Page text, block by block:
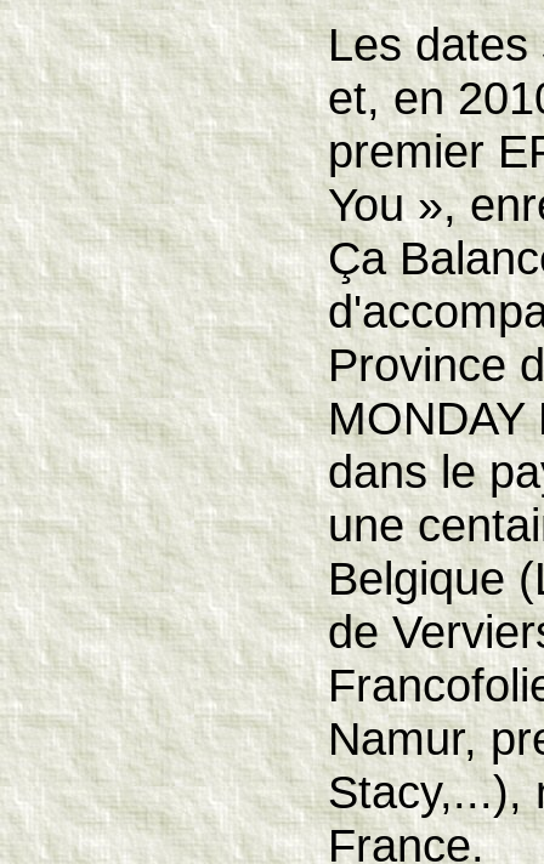
Les dates
et, en
premier
You »,
Ça
Province
MONDAY
dans le
une
Belgique
de
Namur,
Stacy,...),
France.